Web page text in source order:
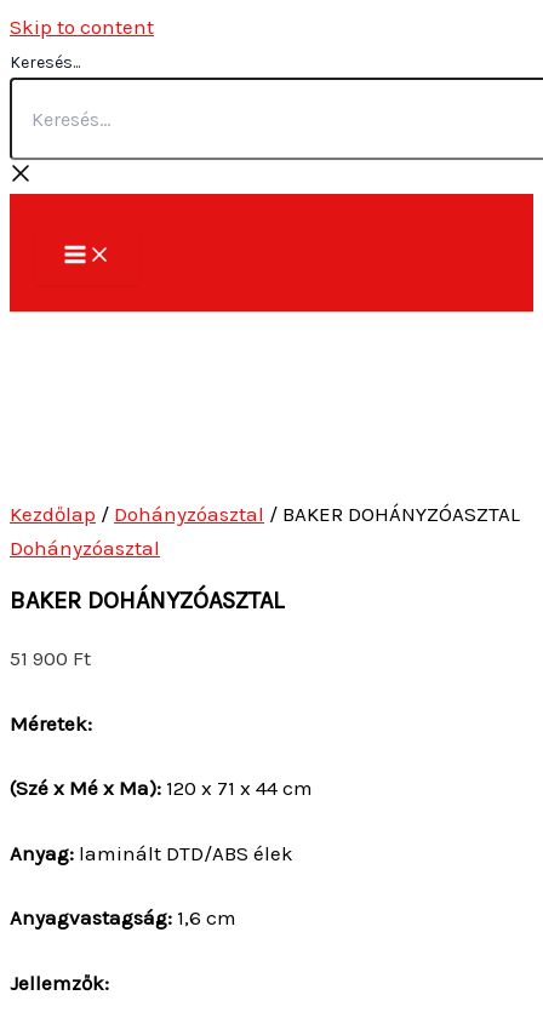
Skip to content
Keresés...
Kezdőlap / Dohányzóasztal / BAKER DOHÁNYZÓASZTAL
Dohányzóasztal
BAKER DOHÁNYZÓASZTAL
51 900 Ft
Méretek:
(Szé x Mé x Ma): 120 x 71 x 44 cm
Anyag: laminált DTD/ABS élek
Anyagvastagság: 1,6 cm
Jellemzők: